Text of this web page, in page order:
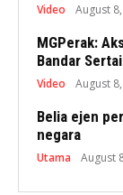
Video August
MGPerak:
Bandar
Video August
Belia ejen
negara
Utama August